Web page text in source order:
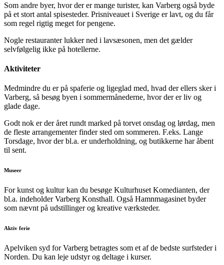
Som andre byer, hvor der er mange turister, kan Varberg også byde
på et stort antal spisesteder. Prisniveauet i Sverige er lavt, og du får
som regel rigtig meget for pengene.
Nogle restauranter lukker ned i lavsæsonen, men det gælder
selvfølgelig ikke på hotellerne.
Aktiviteter
Medmindre du er på spaferie og ligeglad med, hvad der ellers sker i
Varberg, så besøg byen i sommermånederne, hvor der er liv og
glade dage.
Godt nok er der året rundt marked på torvet onsdag og lørdag, men
de fleste arrangementer finder sted om sommeren. F.eks. Lange
Torsdage, hvor der bl.a. er underholdning, og butikkerne har åbent
til sent.
Museer
For kunst og kultur kan du besøge Kulturhuset Komedianten, der
bl.a. indeholder Varberg Konsthall. Også Hamnmagasinet byder
som nævnt på udstillinger og kreative værksteder.
Aktiv ferie
Apelviken syd for Varberg betragtes som et af de bedste surfsteder i
Norden. Du kan leje udstyr og deltage i kurser.